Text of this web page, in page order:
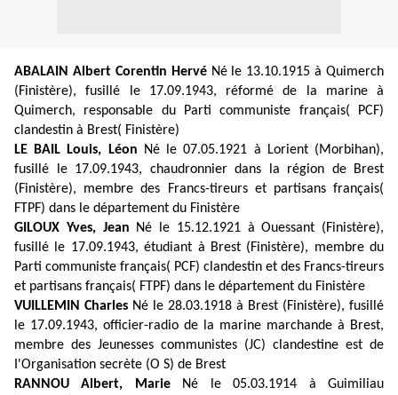
ABALAIN Albert Corentin HervéNé le 13.10.1915 à Quimerch
(Finistère), fusillé le 17.09.1943, réformé de la marine à
Quimerch, responsable du Parti communiste français( PCF)
clandestin à Brest( Finistère)
LE BAIL Louis, Léon Né le 07.05.1921 à Lorient (Morbihan),
fusillé le 17.09.1943, chaudronnier dans la région de Brest
(Finistère), membre des Francs-tireurs et partisans français(
FTPF) dans le département du Finistère
GILOUX Yves, Jean Né le 15.12.1921 à Ouessant (Finistère),
fusillé le 17.09.1943, étudiant à Brest (Finistère), membre du
Parti communiste français( PCF) clandestin et des Francs-tireurs
et partisans français( FTPF) dans le département du Finistère
VUILLEMIN Charles Né le 28.03.1918 à Brest (Finistère), fusillé
le 17.09.1943, officier-radio de la marine marchande à Brest,
membre des Jeunesses communistes (JC) clandestine est de
I'Organisation secrète (O S) de Brest
RANNOU Albert, MarieNé le 05.03.1914 à Guimiliau